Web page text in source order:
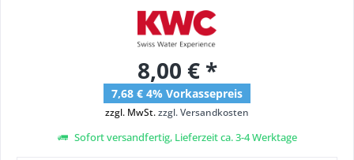
8,00 € *
7,68 € 4% Vorkassepreis
zzgl. MwSt.zzgl. Versandkosten
Sofort versandfertig, Lieferzeit ca. 3-4 Werktage